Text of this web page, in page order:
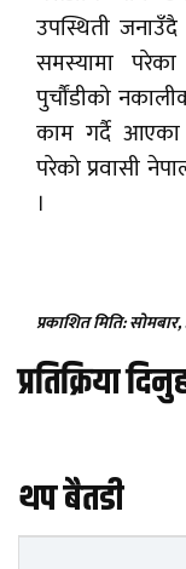
उपस्थिती
समस्यामा
पुर्चौंडीको
काम गर्दै आएका
परेको प्रवासी
।
प्रकाशित मिति:
प्रतिक्रिया
थप बैतडी